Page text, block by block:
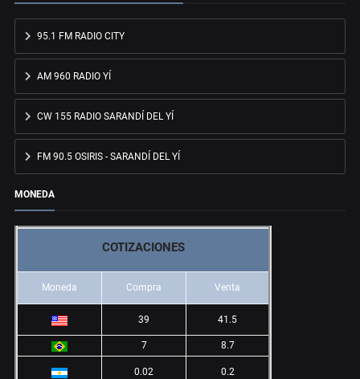
95.1 FM RADIO CITY
AM 960 RADIO YÍ
CW 155 RADIO SARANDÍ DEL YÍ
FM 90.5 OSIRIS - SARANDÍ DEL YÍ
MONEDA
COTIZACIONES
Moneda Compra Venta
39 41.5
7 8.7
0.02 0.2